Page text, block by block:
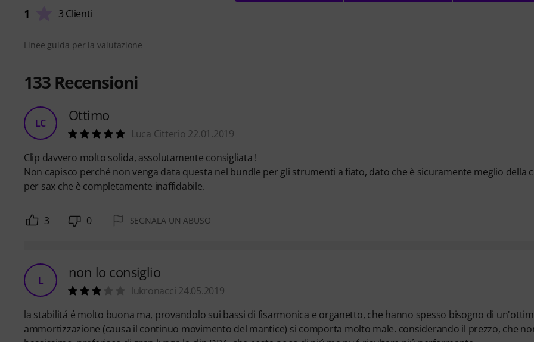
1 3 Clienti
Linee guida per la valutazione
133 Recensioni
LC Ottimo
Luca Citterio 22.01.2019
Clip davvero molto solida, assolutamente consigliata !
Non capisco perché non venga data questa nel bundle per gli strumenti a fiato, dato che è sicuramente meglio della
per sax che è completamente inaffidabile.
3 0 SEGNALA UN ABUSO
L non lo consiglio
lukronacci 24.05.2019
la stabilitá é molto buona ma, provandolo sui bassi di fisarmonica e organetto, che hanno spesso bisogno di
ammortizzazione (causa il continuo movimento del mantice) si comporta molto male. considerando il prezzo, che